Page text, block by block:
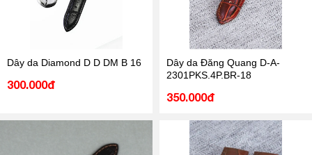
Dây da Diamond D D DM B 16
300.000đ
Dây da Đăng Quang D-A-
2301PKS.4P.BR-18
350.000đ